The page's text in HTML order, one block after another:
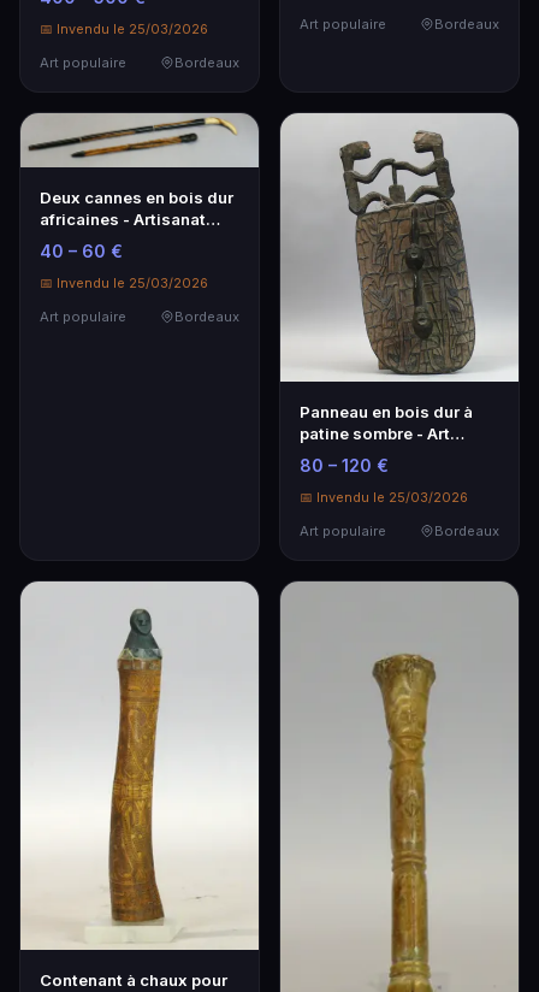
📅 Invendu le 25/03/2026
Art populaire
Bordeaux
Art populaire
Bordeaux
Deux cannes en bois dur
africaines - Artisanat
traditionnel
40 – 60 €
📅 Invendu le 25/03/2026
Art populaire
Bordeaux
Panneau en bois dur à
patine sombre - Art
populaire
80 – 120 €
📅 Invendu le 25/03/2026
Art populaire
Bordeaux
Contenant à chaux pour